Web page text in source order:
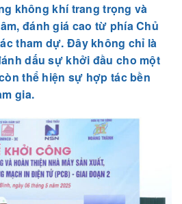
không khí trang trọng và
đánh giá cao từ phía Chủ
tham dự. Đây không chỉ là
dấu sự khởi đầu cho một
thể hiện sự hợp tác bền
gia.